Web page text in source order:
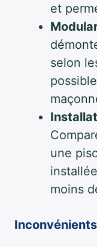
et
selon
une
moins